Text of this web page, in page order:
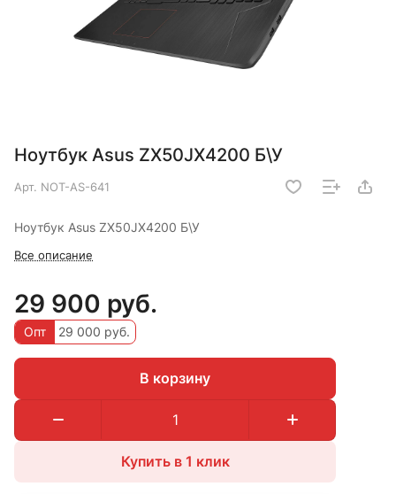
Ноутбук Asus ZX50JX4200 Б\У
Арт. NOT-AS-641
Ноутбук Asus ZX50JX4200 Б\У
Все описание
29 900 руб.
Опт 29 000 руб.
В корзину
Купить в 1 клик